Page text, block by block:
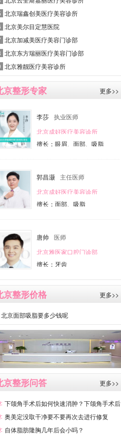
北京瑞鑫创美医疗美容诊所
北京美尔目定慧医院
北京加减美医疗美容门诊部
北京东方瑞丽医疗美容门诊部
北京雅靓医疗美容诊所
京整形专家 更多>>
李莎
执业医师
北京成好医疗美容诊所
擅长：眼眉、面部、吸脂
郭昌灏
主任医师
北京成好医疗美容诊所
擅长：面部、吸脂
唐帅
医师
北京雅医家口腔门诊部
擅长：牙齿
京整形价格 更多>>
北京面部吸脂要多少钱呢
京整形问答 更多>>
下颌角手术后如何快速消肿？下颌角手术后
奥美定没取干净要不要再次去进行修复
自体脂肪隆胸几年后会小吗？